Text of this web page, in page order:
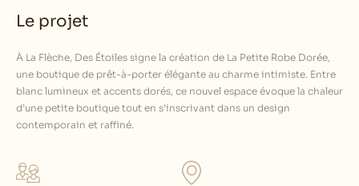
Le projet
À La Flèche, Des Étoiles signe la création de La Petite Robe Dorée,
une boutique de prêt-à-porter élégante au charme intimiste. Entre
blanc lumineux et accents dorés, ce nouvel espace évoque la chaleur
d’une petite boutique tout en s’inscrivant dans un design
contemporain et raffiné.